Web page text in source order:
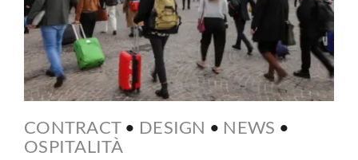
CONTRACT • DESIGN • NEWS •
OSPITALITÀ